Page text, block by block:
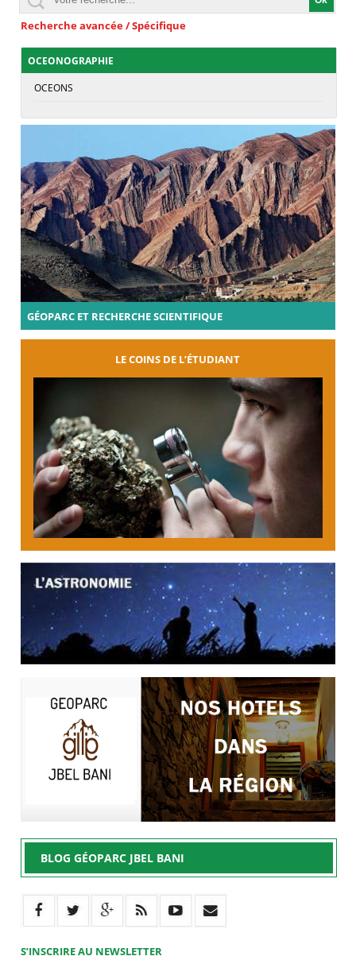
Recherche avancée / Spécifique
OCEONOGRAPHIE
OCEONS
GÉOPARC ET RECHERCHE SCIENTIFIQUE
LE COINS DE L’ÉTUDIANT
BLOG GÉOPARC JBEL BANI
S’INSCRIRE AU NEWSLETTER